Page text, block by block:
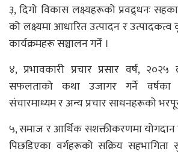
३, दिगो विकास लक्ष्यहरूको प्रवद्र्धनः
को लक्ष्यमा आधारित उत्पादन र
कार्यक्रमहरू सञ्चालन गर्ने ।
४, प्रभावकारी प्रचार प्रसार वर्ष, २०२५
सफलताको कथा उजागर गर्ने वर्षका
संचारमाध्यम र अन्य प्रचार साधनहरूको
५, समाज र आर्थिक सशक्तीकरणमा
पिछडिएका वर्गहरूको सक्रिय सहभागिता